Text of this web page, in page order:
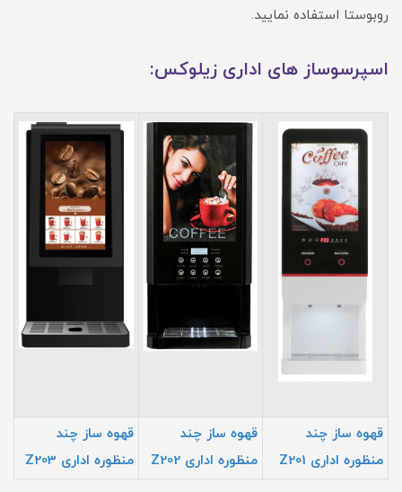
روبوستا استفاده نمایید.
اسپرسوساز های اداری زیلوکس:
قهوه ساز چند
منظوره اداری Z201
قهوه ساز چند
منظوره اداری Z202
قهوه ساز چند
منظوره اداری Z203